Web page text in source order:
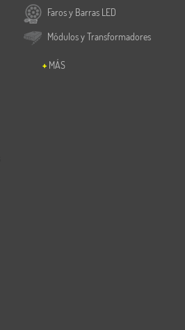
Faros y Barras LED
Módulos y Transformadores
MÁS